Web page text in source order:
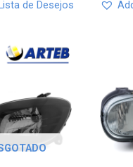
de Desejos